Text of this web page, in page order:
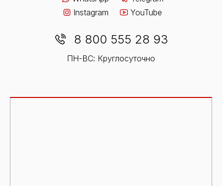
Instagram
YouTube
8 800 555 28 93
ПН-ВС: Круглосуточно